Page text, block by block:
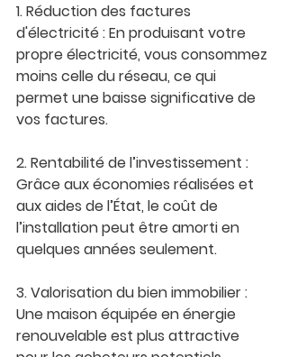
1. Réduction des factures
d'électricité : En produisant votre
propre électricité, vous consommez
moins celle du réseau, ce qui
permet une baisse significative de
vos factures.
2. Rentabilité de l’investissement :
Grâce aux économies réalisées et
aux aides de l’État, le coût de
l’installation peut être amorti en
quelques années seulement.
3. Valorisation du bien immobilier :
Une maison équipée en énergie
renouvelable est plus attractive